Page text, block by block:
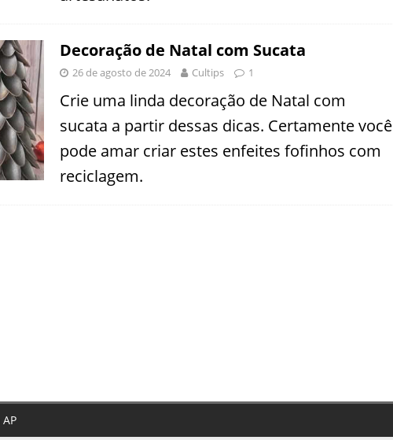
Decoração de Natal com Sucata
26 de agosto de 2024 Cultips 1
Crie uma linda decoração de Natal com
sucata a partir dessas dicas. Certamente você
pode amar criar estes enfeites fofinhos com
reciclagem.
AP